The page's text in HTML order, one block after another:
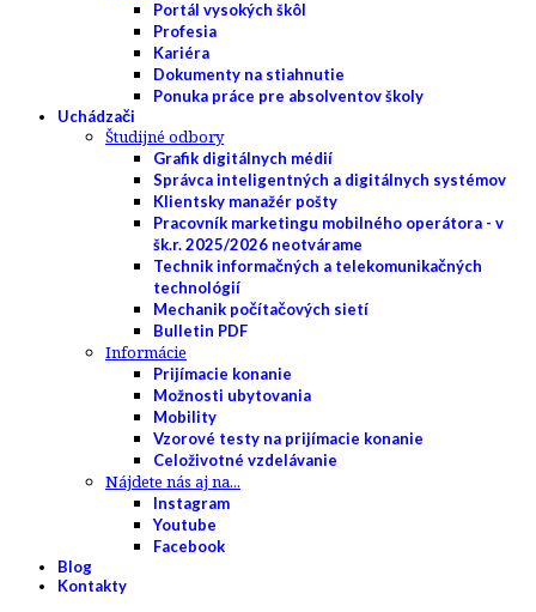
Portál vysokých škôl
Profesia
Kariéra
Dokumenty na stiahnutie
Ponuka práce pre absolventov školy
Uchádzači
Študijné odbory
Grafik digitálnych médií
Správca inteligentných a digitálnych systémov
Klientsky manažér pošty
Pracovník marketingu mobilného operátora - v
šk.r. 2025/2026 neotvárame
Technik informačných a telekomunikačných
technológií
Mechanik počítačových sietí
Bulletin PDF
Informácie
Prijímacie konanie
Možnosti ubytovania
Mobility
Vzorové testy na prijímacie konanie
Celoživotné vzdelávanie
Nájdete nás aj na...
Instagram
Youtube
Facebook
Blog
Kontakty